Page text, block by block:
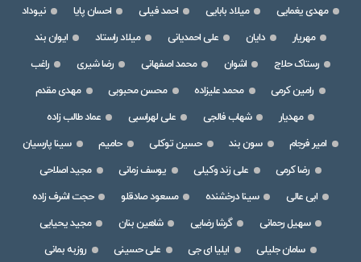
مهدی یغمایی
میلاد بابایی احمد فیلی احسان پایا
نیوداد
مهریار
دایان علی احمدیانی میلاد راستاد
ایوان بند
رستاک حلاج
اشوان محمد اصفهانی رضا شیری
راغب
رامین کرمی
محمد علیزاده محسن محبوبی
مهدی مقدم
مهدیار
شهاب فالجی علی لهراسبی
عماد طالب زاده
امیر فرجام
سون بند حسین توکلی حامیم
سینا پارسیان
رضا کرمی
علی زند وکیلی یوسف زمانی
مجید اصلاحی
ابی عالی
سینا درخشنده مسعود صادقلو
حجت اشرف زاده
سهیل رحمانی
گرشا رضایی شاهین بنان
مجید یحیایی
سامان جلیلی
ایلیا ای جی علی حسینی روزبه بمانی